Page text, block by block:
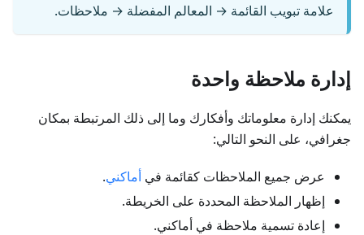
علامة تبويب القائمة → المعالم المفضلة → ملاحظات.
إدارة ملاحظة واحدة
يمكنك إدارة معلوماتك وأفكارك وما إلى ذلك المرتبطة بمكان
جغرافي، على النحو التالي:
عرض جميع الملاحظات كقائمة في أماكني.
إظهار الملاحظة المحددة على الخريطة.
إعادة تسمية ملاحظة في أماكني.